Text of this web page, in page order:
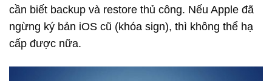
cần biết backup và restore thủ công. Nếu Apple đã
ngừng ký bản iOS cũ (khóa sign), thì không thể hạ
cấp được nữa.